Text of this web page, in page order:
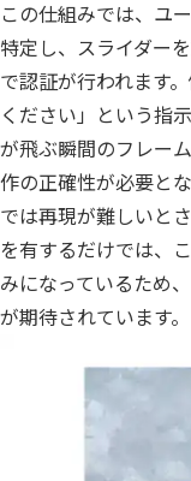
この仕組みでは、ユ
特定し、スライダー
で認証が行われます
ください」という指
が飛ぶ瞬間のフレー
作の正確性が必要と
では再現が難しいと
を有するだけでは、
みになっているため
が期待されています。